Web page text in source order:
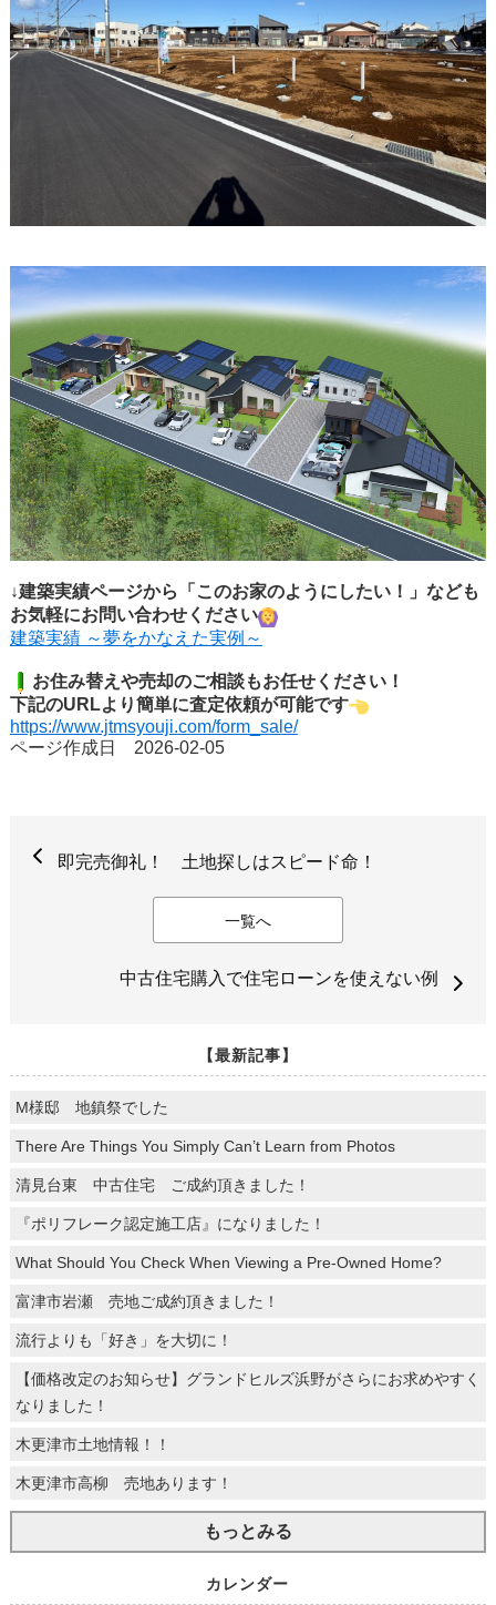
↓建築実績ページから「このお家のようにしたい！」なども
お気軽にお問い合わせください
建築実績 ～夢をかなえた実例～
お住み替えや売却のご相談もお任せください！
下記のURLより簡単に査定依頼が可能です
https://www.jtmsyouji.com/form_sale/
ページ作成日 2026-02-05
即完売御礼！ 土地探しはスピード命！
一覧へ
中古住宅購入で住宅ローンを使えない例
【最新記事】
M様邸 地鎮祭でした
There Are Things You Simply Can’t Learn from Photos
清見台東 中古住宅 ご成約頂きました！
『ポリフレーク認定施工店』になりました！
What Should You Check When Viewing a Pre-Owned Home?
富津市岩瀬 売地ご成約頂きました！
流行よりも「好き」を大切に！
【価格改定のお知らせ】グランドヒルズ浜野がさらにお求めやすく
なりました！
木更津市土地情報！！
木更津市高柳 売地あります！
もっとみる
カレンダー